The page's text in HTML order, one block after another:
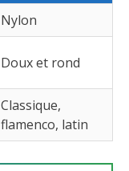
Nylon
Doux et rond
Classique,
flamenco, latin